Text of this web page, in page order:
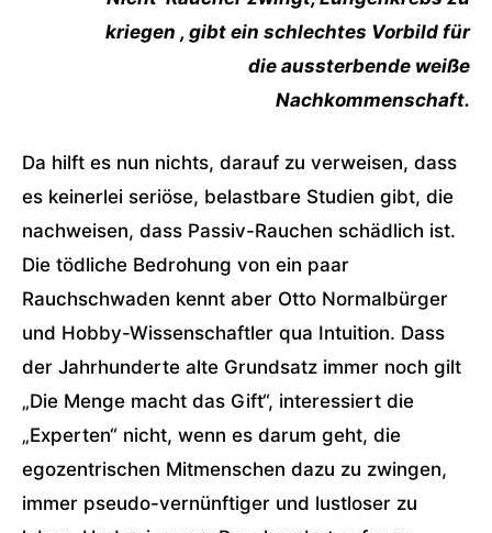
kriegen , gibt ein schlechtes Vorbild für
die aussterbende weiße
Nachkommenschaft.
Da hilft es nun nichts, darauf zu verweisen, dass
es keinerlei seriöse, belastbare Studien gibt, die
nachweisen, dass Passiv-Rauchen schädlich ist.
Die tödliche Bedrohung von ein paar
Rauchschwaden kennt aber Otto Normalbürger
und Hobby-Wissenschaftler qua Intuition. Dass
der Jahrhunderte alte Grundsatz immer noch gilt
„Die Menge macht das Gift“, interessiert die
„Experten“ nicht, wenn es darum geht, die
egozentrischen Mitmenschen dazu zu zwingen,
immer pseudo-vernünftiger und lustloser zu